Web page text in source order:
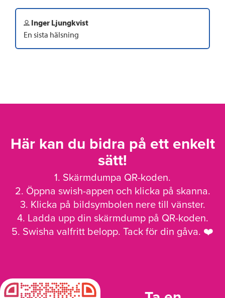
Inger Ljungkvist
En sista hälsning
Här kan du bidra på ett enkelt
sätt!
1. Skärmdumpa QR-koden.
2. Öppna swish-appen och klicka på skanna.
3. Klicka på bildsymbolen nere till vänster.
4. Ladda upp din skärmdump på QR-koden.
5. Swisha valfritt belopp. Tack för din gåva. ❤️